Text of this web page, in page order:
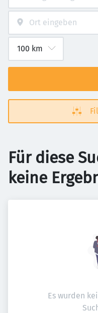
Für diese
keine
Es wurden